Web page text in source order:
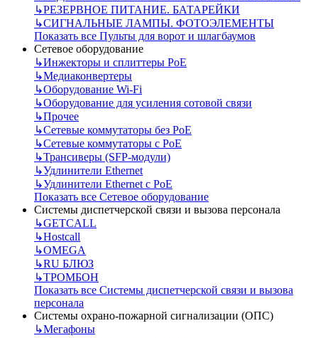
↳РЕЗЕРВНОЕ ПИТАНИЕ. БАТАРЕЙКИ
↳СИГНАЛЬНЫЕ ЛАМПЫ. ФОТОЭЛЕМЕНТЫ
Показать все Пульты для ворот и шлагбаумов
Сетевое оборудование
↳Инжекторы и сплиттеры РоЕ
↳Медиаконвертеры
↳Оборудование Wi-Fi
↳Оборудование для усиления сотовой связи
↳Прочее
↳Сетевые коммутаторы без РоЕ
↳Сетевые коммутаторы с РоЕ
↳Трансиверы (SFP-модули)
↳Удлинители Ethernet
↳Удлинители Ethernet с PoE
Показать все Сетевое оборудование
Системы диспетчерской связи и вызова персонала
↳GETCALL
↳Hostcall
↳OMEGA
↳RU БЛЮЗ
↳ТРОМБОН
Показать все Системы диспетчерской связи и вызова
персонала
Системы охрано-пожарной сигнализации (ОПС)
↳Мегафоны